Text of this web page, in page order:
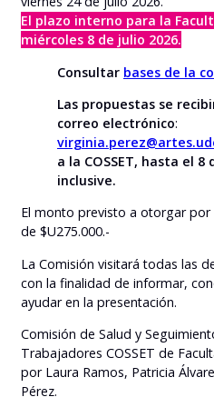
El plazo interno para la
miércoles 8 de julio 2026.
Consultar bases de la
Las propuestas se
correo electrónico:
a la COSSET, hasta el 8
inclusive.
El monto previsto a otorgar
de $U275.000.-
La Comisión visitará todas las
con la finalidad de informar,
ayudar en la presentación.
Comisión de Salud y
Trabajadores COSSET de
por Laura Ramos, Patricia
Pérez.